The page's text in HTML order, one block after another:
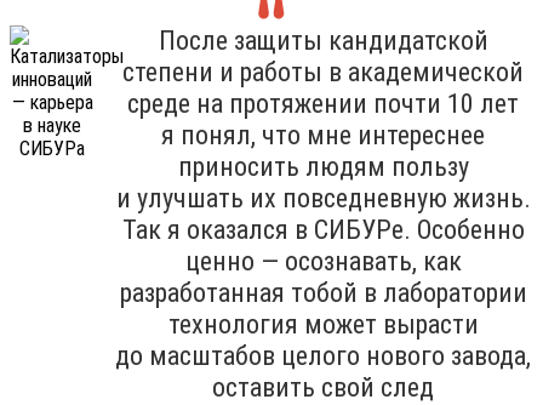
После защиты кандидатской
степени и работы в академической
среде на протяжении почти 10 лет
я понял, что мне интереснее
приносить людям пользу
и улучшать их повседневную жизнь.
Так я оказался в СИБУРе. Особенно
ценно — осознавать, как
разработанная тобой в лаборатории
технология может вырасти
до масштабов целого нового завода,
оставить свой след